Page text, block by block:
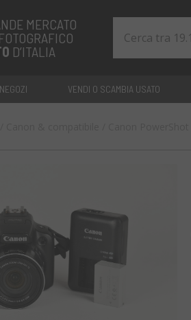
MERCATO
FOTOGRAFICO
D’ITALIA
NEGOZI VENDI O SCAMBIA USATO